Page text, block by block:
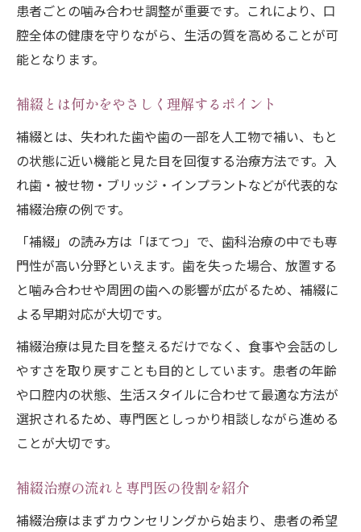
患者ごとの噛み合わせ調整が重要です。これにより、口
腔全体の健康を守りながら、生活の質を高めることが可
能となります。
補綴とは何かをやさしく理解するポイント
補綴とは、失われた歯や歯の一部を人工物で補い、もと
の状態に近い機能と見た目を回復する治療方法です。入
れ歯・被せ物・ブリッジ・インプラントなどが代表的な
補綴治療の例です。
「補綴」の読み方は「ほてつ」で、歯科治療の中でも専
門性が高い分野といえます。歯を失った場合、放置する
と噛み合わせや周囲の歯への影響が広がるため、補綴に
よる早期対応が大切です。
補綴治療は見た目を整えるだけでなく、食事や会話のし
やすさを取り戻すことも目的としています。患者の年齢
や口腔内の状態、生活スタイルに合わせて最適な方法が
選択されるため、専門医としっかり相談しながら進める
ことが大切です。
補綴治療の流れと専門医の役割を紹介
補綴治療はまずカウンセリングから始まり、患者の希望